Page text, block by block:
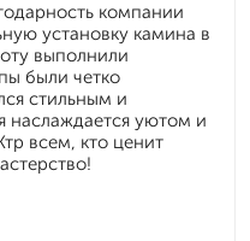
компании
установку камина в
выполнили
были четко
стильным и
наслаждается уютом и
всем, кто ценит